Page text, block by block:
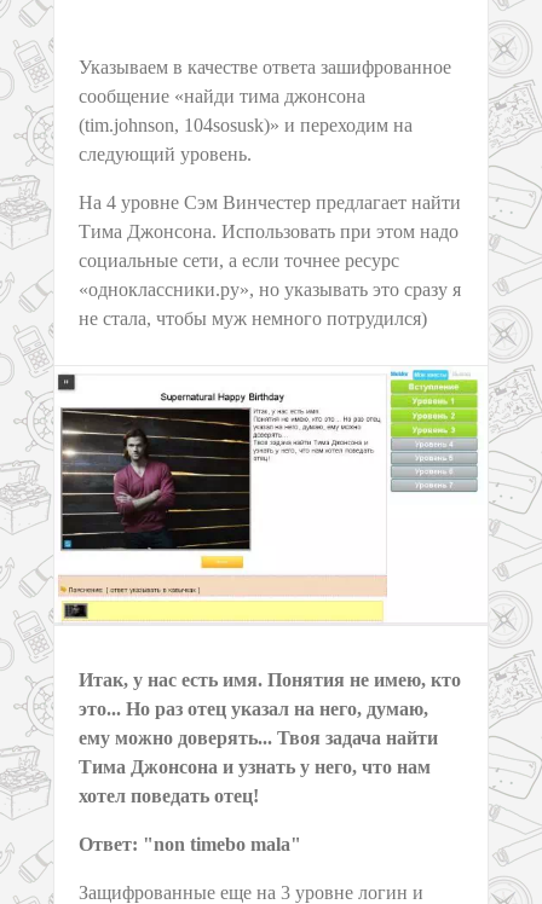
Указываем в качестве ответа зашифрованное
сообщение «найди тима джонсона
(tim.johnson, 104sosusk)» и переходим на
следующий уровень.
На 4 уровне Сэм Винчестер предлагает найти
Тима Джонсона. Использовать при этом надо
социальные сети, а если точнее ресурс
«одноклассники.ру», но указывать это сразу я
не стала, чтобы муж немного потрудился)
Итак, у нас есть имя. Понятия не имею, кто
это... Но раз отец указал на него, думаю,
ему можно доверять... Твоя задача найти
Тима Джонсона и узнать у него, что нам
хотел поведать отец!
Ответ: "non timebo mala"
Защифрованные еще на 3 уровне логин и